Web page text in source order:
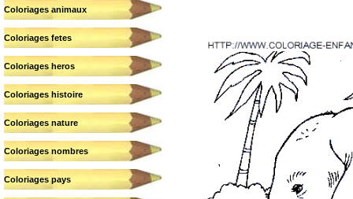
Coloriages animaux
Coloriages fetes
Coloriages heros
Coloriages histoire
Coloriages nature
Coloriages nombres
Coloriages pays